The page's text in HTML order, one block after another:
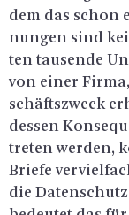
dem das schon
nun­gen sind
ten tau­sen­de
von einer
schäfts­zweck
des­sen
tre­ten wer­den,
Brie­fe
die